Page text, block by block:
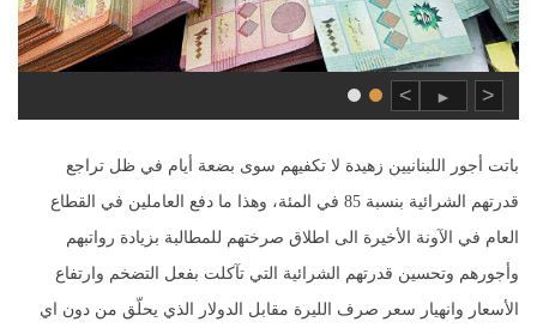
<
►
>
باتت أجور اللبنانيين زهيدة لا تكفيهم سوى بضعة أيام في ظل تراجع
قدرتهم الشرائية بنسبة 85 في المئة، وهذا ما دفع العاملين في القطاع
العام في الآونة الأخيرة الى اطلاق صرختهم للمطالبة بزيادة رواتبهم
وأجورهم وتحسين قدرتهم الشرائية التي تآكلت بفعل التضخم وارتفاع
الأسعار وانهيار سعر صرف الليرة مقابل الدولار الذي يحلّق من دون اي